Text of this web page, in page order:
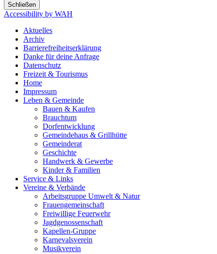
Schließen
Accessibility by WAH
Aktuelles
Archiv
Barrierefreiheitserklärung
Danke für deine Anfrage
Datenschutz
Freizeit & Tourismus
Home
Impressum
Leben & Gemeinde
Bauen & Kaufen
Brauchtum
Dorfentwicklung
Gemeindehaus & Grillhütte
Gemeinderat
Geschichte
Handwerk & Gewerbe
Kinder & Familien
Service & Links
Vereine & Verbände
Arbeitsgruppe Umwelt & Natur
Frauengemeinschaft
Freiwillige Feuerwehr
Jagdgenossenschaft
Kapellen-Gruppe
Karnevalsverein
Musikverein